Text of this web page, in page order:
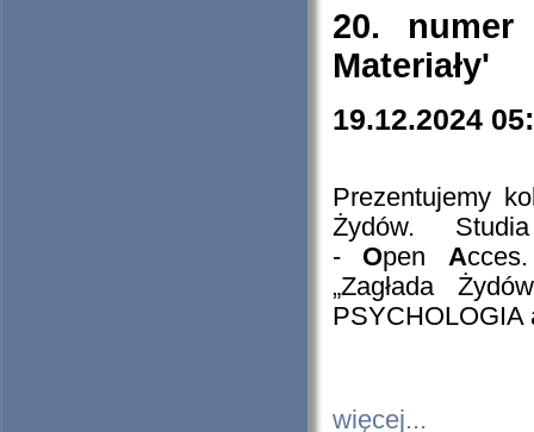
20. numer
Materiały'
19.12.2024
Prezentujemy
Żydów.
- Open A
„Zagłada
PSYCHOLOGIA
więcej...